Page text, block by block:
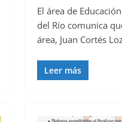
El área de
del Río comunica
área, Juan Cortés
Leer más